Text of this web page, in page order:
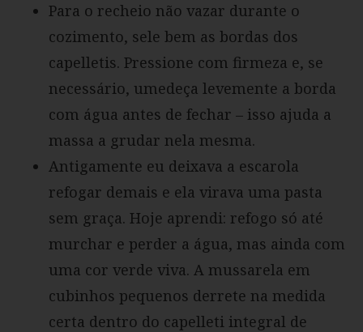
Para o recheio não vazar durante o
cozimento, sele bem as bordas dos
capelletis. Pressione com firmeza e, se
necessário, umedeça levemente a borda
com água antes de fechar – isso ajuda a
massa a grudar nela mesma.
Antigamente eu deixava a escarola
refogar demais e ela virava uma pasta
sem graça. Hoje aprendi: refogo só até
murchar e perder a água, mas ainda com
uma cor verde viva. A mussarela em
cubinhos pequenos derrete na medida
certa dentro do capelleti integral de